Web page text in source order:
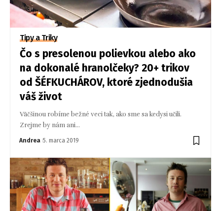
Tipy a Triky
Čo s presolenou polievkou alebo ako
na dokonalé hranolčeky? 20+ trikov
od ŠÉFKUCHÁROV, ktoré zjednodušia
váš život
Väčšinou robíme bežné veci tak, ako sme sa kedysi učili.
Zrejme by nám ani…
Andrea 5. marca 2019